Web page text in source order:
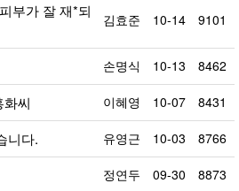
부가 잘 재*되
김효준 10-14 9101
손명식 10-13 8462
씨 이혜영 10-07 8431
니다. 유영근 10-03 8766
정연두 09-30 8873